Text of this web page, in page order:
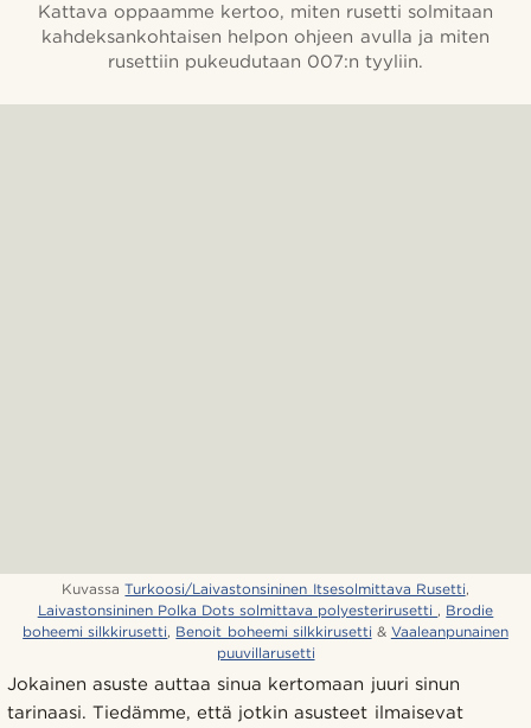
Kattava oppaamme kertoo, miten rusetti solmitaan
kahdeksankohtaisen helpon ohjeen avulla ja miten
rusettiin pukeudutaan 007:n tyyliin.
Kuvassa Turkoosi/Laivastonsininen Itsesolmittava Rusetti,
Laivastonsininen Polka Dots solmittava polyesterirusetti , Brodie
boheemi silkkirusetti, Benoit boheemi silkkirusetti & Vaaleanpunainen
puuvillarusetti
Jokainen asuste auttaa sinua kertomaan juuri sinun
tarinaasi. Tiedämme, että jotkin asusteet ilmaisevat